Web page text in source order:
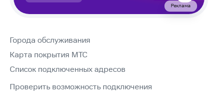
Реклама
Города обслуживания
Карта покрытия МТС
Список подключенных адресов
Проверить возможность подключения